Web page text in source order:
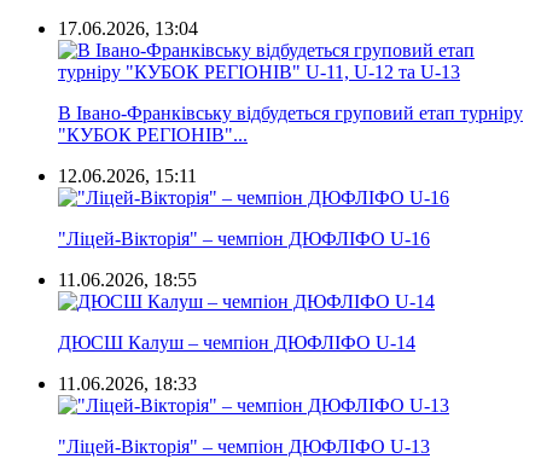
17.06.2026, 13:04
В Івано-Франківську відбудеться груповий етап турніру
"КУБОК РЕГІОНІВ"...
12.06.2026, 15:11
"Ліцей-Вікторія" – чемпіон ДЮФЛІФО U-16
11.06.2026, 18:55
ДЮСШ Калуш – чемпіон ДЮФЛІФО U-14
11.06.2026, 18:33
"Ліцей-Вікторія" – чемпіон ДЮФЛІФО U-13